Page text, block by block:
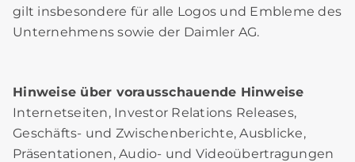
gilt insbesondere für alle Logos und Embleme des
Unternehmens sowie der Daimler AG.
Hinweise über vorausschauende Hinweise
Internetseiten, Investor Relations Releases,
Geschäfts- und Zwischenberichte, Ausblicke,
Präsentationen, Audio- und Videoübertragungen